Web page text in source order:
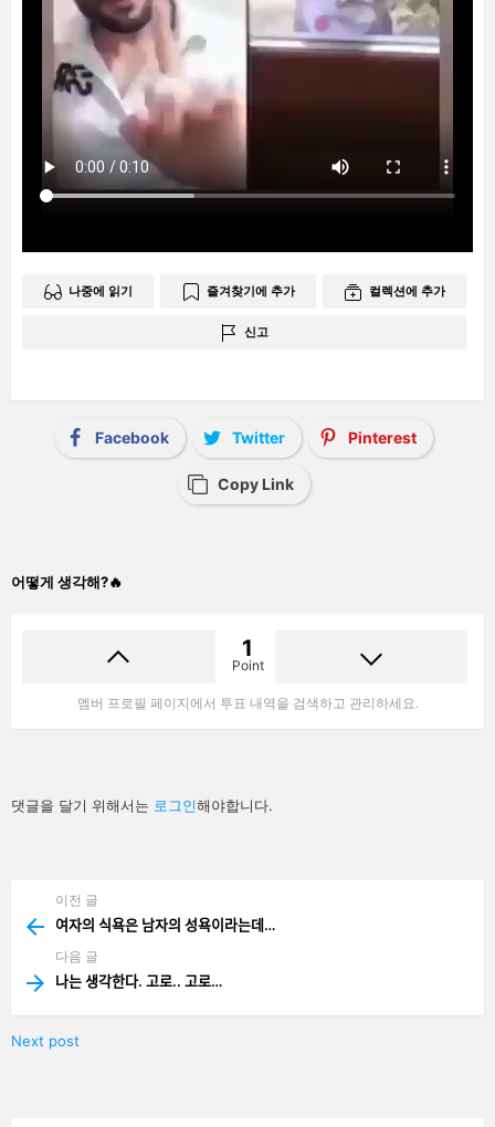
나중에 읽기 즐겨찾기에 추가 컬렉션에 추가
신고
Facebook Twitter Pinterest
Copy Link
어떻게 생각해?🔥
1
Point
멤버 프로필 페이지에서 투표 내역을 검색하고 관리하세요.
답
글
댓글을 달기 위해서는 로그인해야합니다.
more
이전 글
여자의 식욕은 남자의 성욕이라는데…
다음 글
나는 생각한다. 고로.. 고로…
Next post